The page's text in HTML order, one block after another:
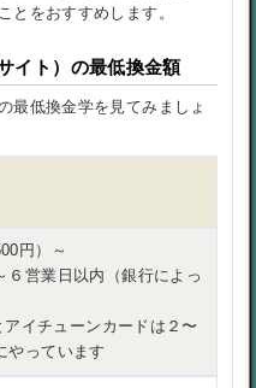
とをおすすめします。
イト）の最低換金額
最低換金学を見てみましょ
円）～
６営業日以内（銀行によっ
イチューンカードは２〜
やっています